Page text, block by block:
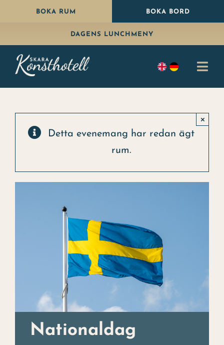
BOKA RUM BOKA BORD
DAGENS LUNCHMENY
Evenemang
Konst
Detta evenemang har redan ägt
rum.
×
Nationaldag